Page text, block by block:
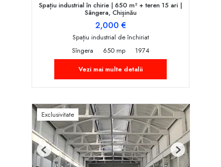
Spațiu industrial în chirie | 650 m² + teren 15 ari |
Sângera, Chișinău
2,000 €
Spațiu industrial de închiriat
Sîngera
650 mp
1974
Vezi mai multe detalii
Exclusivitate
Previous Next